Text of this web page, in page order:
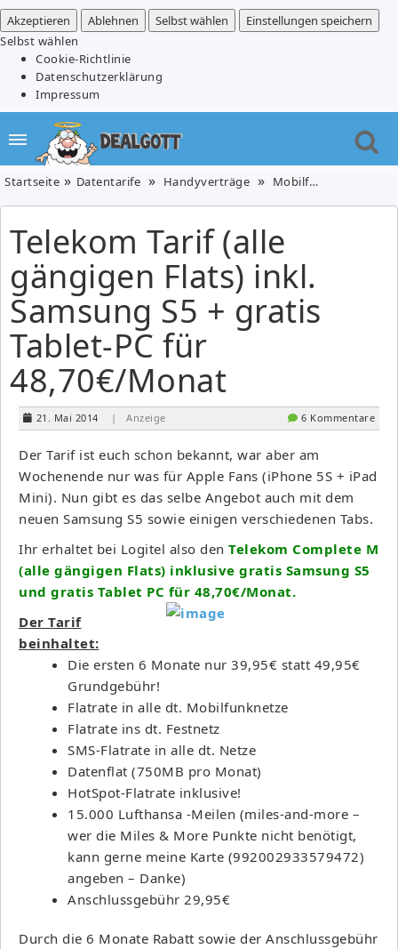
Akzeptieren
Ablehnen Selbst wählen
Einstellungen speichern
Selbst wählen
Cookie-Richtlinie
Datenschutzerklärung
Impressum
Startseite Datentarife Handyverträge Mobilfunk
Telekom Tarif (alle
gängigen Flats) inkl.
Samsung S5 + gratis
Tablet-PC für
48,70€/Monat
21. Mai 2014 | Anzeige 6 Kommentare
Der Tarif ist euch schon bekannt, war aber am
Wochenende nur was für Apple Fans (iPhone 5S + iPad
Mini). Nun gibt es das selbe Angebot auch mit dem
neuen Samsung S5 sowie einigen verschiedenen Tabs.
Ihr erhaltet bei Logitel also den Telekom Complete M
(alle gängigen Flats) inklusive gratis Samsung S5
und gratis Tablet PC für 48,70€/Monat.
Der Tarif
beinhaltet:
Die ersten 6 Monate nur 39,95€ statt 49,95€
Grundgebühr!
Flatrate in alle dt. Mobilfunknetze
Flatrate ins dt. Festnetz
SMS-Flatrate in alle dt. Netze
Datenflat (750MB pro Monat)
HotSpot-Flatrate inklusive!
15.000 Lufthansa -Meilen (miles-and-more –
wer die Miles & More Punkte nicht benötigt,
kann gerne meine Karte (992002933579472)
angeben – Danke)
Anschlussgebühr 29,95€
Durch die 6 Monate Rabatt sowie der Anschlussgebühr